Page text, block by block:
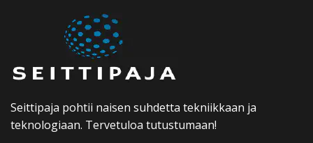
Seittipaja pohtii naisen suhdetta tekniikkaan ja
teknologiaan. Tervetuloa tutustumaan!